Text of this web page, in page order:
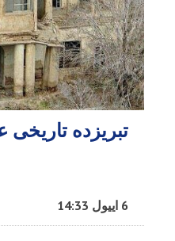
تبریزده تاریخی
6 اییول 14:33